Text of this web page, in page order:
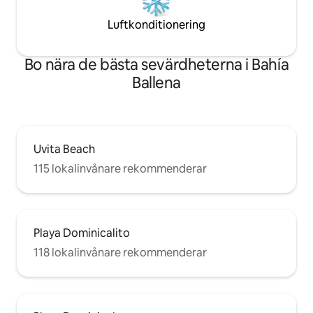
Luftkonditionering
Bo nära de bästa sevärdheterna i Bahía
Ballena
Uvita Beach
115 lokalinvånare rekommenderar
Playa Dominicalito
118 lokalinvånare rekommenderar